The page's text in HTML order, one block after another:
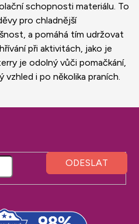
schopnosti materiálu. To
pro chladnější
a pomáhá tím udržovat
při aktivitách, jako je
je odolný vůči pomačkání,
vzhled i po několika praních.